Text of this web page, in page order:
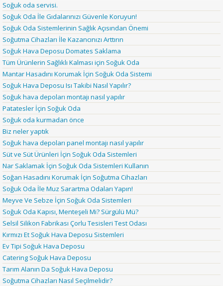
Soğuk oda servisi.
Soğuk Oda İle Gıdalarınızı Güvenle Koruyun!
Soğuk Oda Sistemlerinin Sağlık Açısından Önemi
Soğutma Cihazları İle Kazancınızı Arttırın
Soğuk Hava Deposu Domates Saklama
Tüm Ürünlerin Sağlıklı Kalması için Soğuk Oda
Mantar Hasadını Korumak İçin Soğuk Oda Sistemi
Soğuk Hava Deposu Isı Takibi Nasıl Yapılır?
Soğuk hava depoları montajı nasıl yapılır
Patatesler İçin Soğuk Oda
Soğuk oda kurmadan önce
Biz neler yaptık
Soğuk hava depoları panel montajı nasıl yapılır
Süt ve Süt Ürünleri İçin Soğuk Oda Sistemleri
Nar Saklamak İçin Soğuk Oda Sistemleri Kullanın
Soğan Hasadını Korumak İçin Soğutma Cihazları
Soğuk Oda İle Muz Sarartma Odaları Yapın!
Meyve Ve Sebze İçin Soğuk Oda Sistemleri
Soğuk Oda Kapısı, Menteşeli Mi? Sürgülü Mü?
Selsil Silikon Fabrikası Çorlu Tesisleri Test Odası
Kırmızı Et Soğuk Hava Deposu Sistemleri
Ev Tipi Soğuk Hava Deposu
Catering Soğuk Hava Deposu
Tarım Alanın Da Soğuk Hava Deposu
Soğutma Cihazları Nasıl Seçilmelidir?